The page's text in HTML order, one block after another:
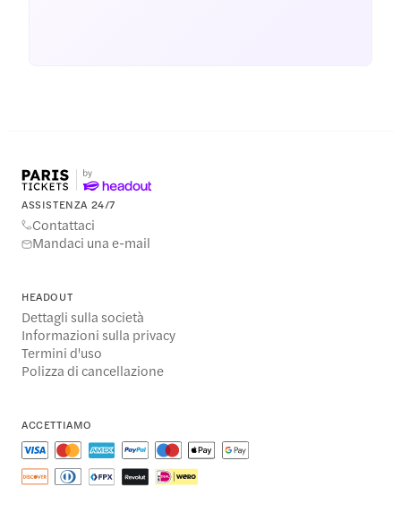
ASSISTENZA 24/7
Contattaci
Mandaci una e-mail
HEADOUT
Dettagli sulla società
Informazioni sulla privacy
Termini d'uso
Polizza di cancellazione
ACCETTIAMO